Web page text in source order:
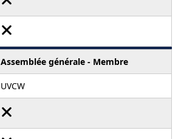
Assemblée générale - Membre
UVCW